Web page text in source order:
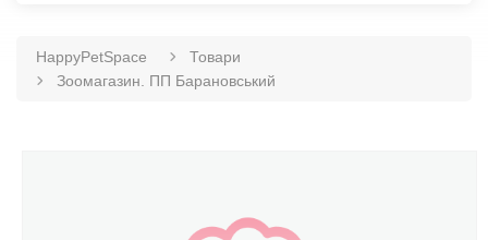
HappyPetSpace
Товари
Зоомагазин. ПП Барановський